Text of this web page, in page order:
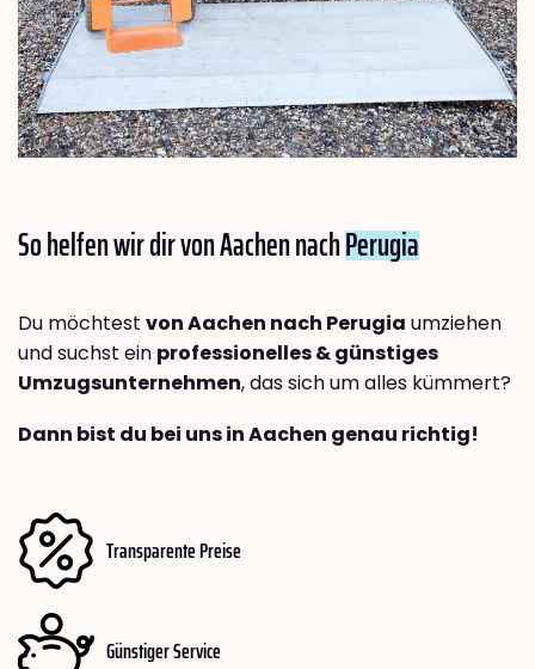
So helfen wir dir von Aachen nachPerugia
Du möchtest von Aachen nach Perugia umziehen
und suchst ein professionelles & günstiges
Umzugsunternehmen, das sich um alles kümmert?
Dann bist du bei uns in Aachen genau richtig!
Transparente Preise
Günstiger Service